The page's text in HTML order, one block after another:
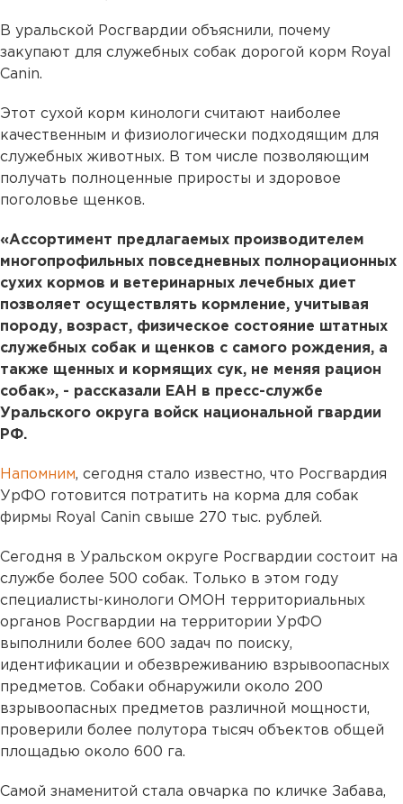
В уральской Росгвардии объяснили, почему
закупают для служебных собак дорогой корм Royal
Canin.
Этот сухой корм кинологи считают наиболее
качественным и физиологически подходящим для
служебных животных. В том числе позволяющим
получать полноценные приросты и здоровое
поголовье щенков.
«Ассортимент предлагаемых производителем
многопрофильных повседневных полнорационных
сухих кормов и ветеринарных лечебных диет
позволяет осуществлять кормление, учитывая
породу, возраст, физическое состояние штатных
служебных собак и щенков с самого рождения, а
также щенных и кормящих сук, не меняя рацион
собак», - рассказали ЕАН в пресс-службе
Уральского округа войск национальной гвардии
РФ.
Напомним, сегодня стало известно, что Росгвардия
УрФО готовится потратить на корма для собак
фирмы Royal Canin свыше 270 тыс. рублей.
Сегодня в Уральском округе Росгвардии состоит на
службе более 500 собак. Только в этом году
специалисты-кинологи ОМОН территориальных
органов Росгвардии на территории УрФО
выполнили более 600 задач по поиску,
идентификации и обезвреживанию взрывоопасных
предметов. Собаки обнаружили около 200
взрывоопасных предметов различной мощности,
проверили более полутора тысяч объектов общей
площадью около 600 га.
Самой знаменитой стала овчарка по кличке Забава,